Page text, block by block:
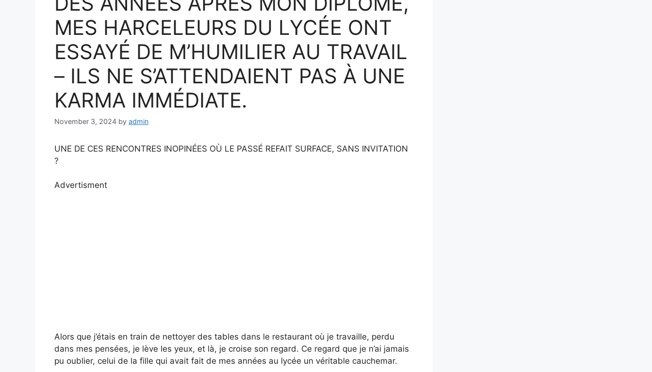
MES HARCELEURS DU LYCÉE ONT
ESSAYÉ DE M’HUMILIER AU TRAVAIL
– ILS NE S’ATTENDAIENT PAS À UNE
KARMA IMMÉDIATE.
November 3, 2024 by admin
UNE DE CES RENCONTRES INOPINÉES OÙ LE PASSÉ REFAIT SURFACE, SANS INVITATION
?
Advertisment
Alors que j’étais en train de nettoyer des tables dans le restaurant où je travaille, perdu
dans mes pensées, je lève les yeux, et là, je croise son regard. Ce regard que je n’ai jamais
pu oublier, celui de la fille qui avait fait de mes années au lycée un véritable cauchemar.